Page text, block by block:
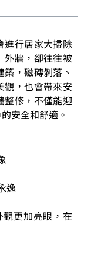
進行居家大掃除
外牆，卻往往被
，磁磚剝落、
觀，也會帶來安
整修，不僅能迎
安全和舒適。
逸
更加亮眼，在